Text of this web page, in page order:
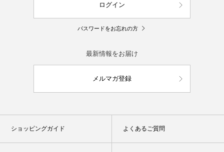
ログイン
パスワードをお忘れの方
最新情報をお届け
メルマガ登録
ショッピングガイド よくあるご質問